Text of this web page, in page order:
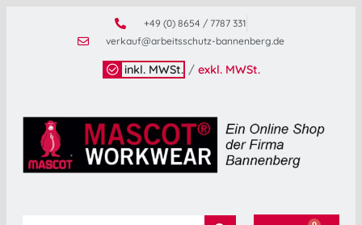
+49 (0) 8654 / 7787 331
verkauf@arbeitsschutz-bannenberg.de
inkl. MWSt. / exkl. MWSt.